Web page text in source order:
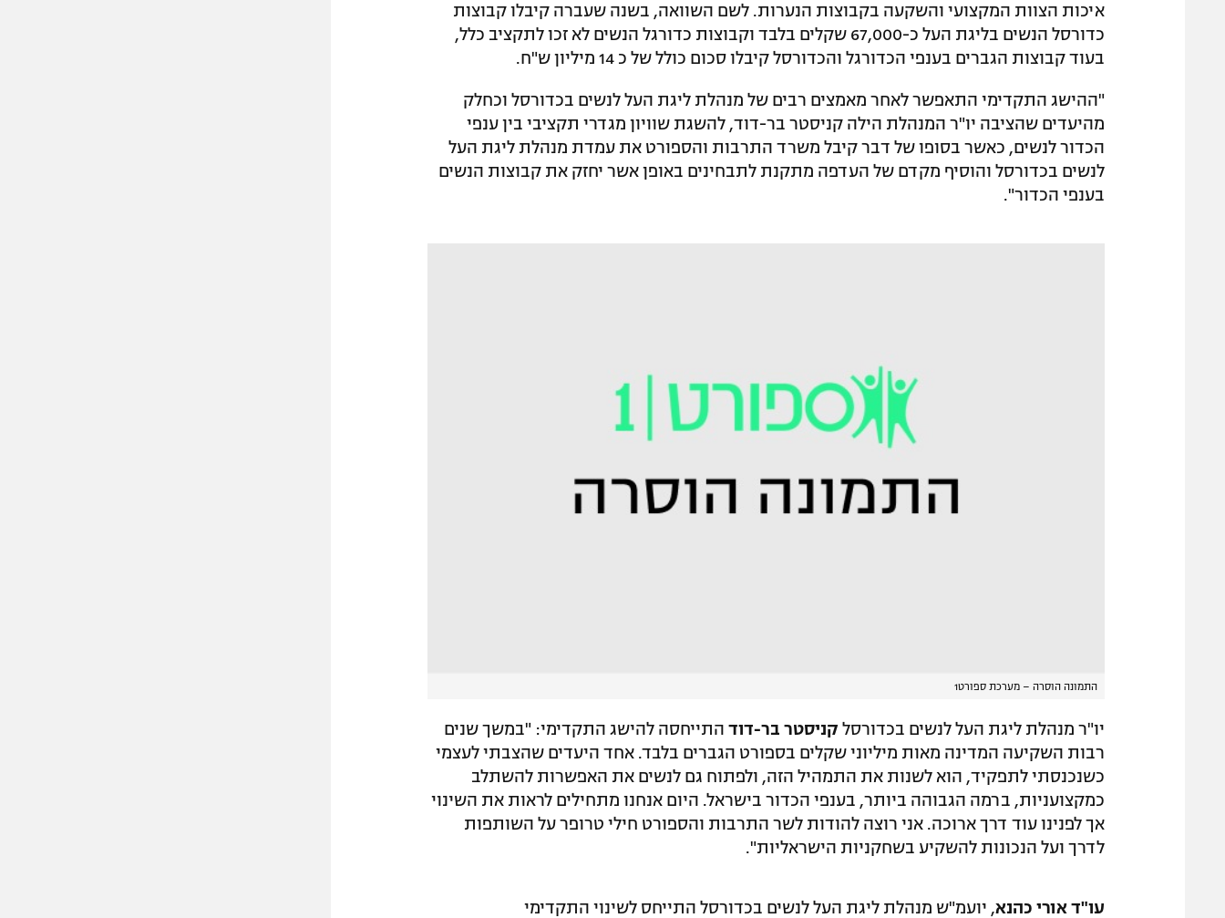
איכות הצוות המקצועי והשקעה בקבוצות הנערות. לשם השוואה, בשנה שעברה קיבלו קבוצות
כדורסל הנשים בליגת העל כ-67,000 שקלים בלבד וקבוצות כדורגל הנשים לא זכו לתקציב כלל,
בעוד קבוצות הגברים בענפי הכדורגל והכדורסל קיבלו סכום כולל של כ 14 מיליון ש"ח.
"ההישג התקדימי התאפשר לאחר מאמצים רבים של מנהלת ליגת העל לנשים בכדורסל וכחלק
מהיעדים שהציבה יו"ר המנהלת הילה קניסטר בר-דוד, להשגת שוויון מגדרי תקציבי בין ענפי
הכדור לנשים, כאשר בסופו של דבר קיבל משרד התרבות והספורט את עמדת מנהלת ליגת העל
לנשים בכדורסל והוסיף מקדם של העדפה מתקנת לתבחינים באופן אשר יחזק את קבוצות הנשים
בענפי הכדור".
התמונה הוסרה – מערכת ספורט1
יו"ר מנהלת ליגת העל לנשים בכדורסל קניסטר בר-דוד התייחסה להישג התקדימי: "במשך שנים
רבות השקיעה המדינה מאות מיליוני שקלים בספורט הגברים בלבד. אחד היעדים שהצבתי לעצמי
כשנכנסתי לתפקיד, הוא לשנות את התמהיל הזה, ולפתוח גם לנשים את האפשרות להשתלב
כמקצועניות, ברמה הגבוהה ביותר, בענפי הכדור בישראל. היום אנחנו מתחילים לראות את השינוי
אך לפנינו עוד דרך ארוכה. אני רוצה להודות לשר התרבות והספורט חילי טרופר על השותפות
לדרך ועל הנכונות להשקיע בשחקניות הישראליות".
עו"ד אורי כהנא, יועמ"ש מנהלת ליגת העל לנשים בכדורסל התייחס לשינוי התקדימי